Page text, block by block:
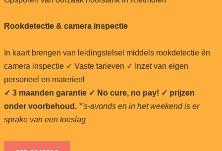
Rookdetectie & camera inspectie
In kaart brengen van leidingstelsel middels rookdetectie én
camera inspectie ✓ Vaste tarieven ✓ Inzet van eigen
personeel en materieel
✓ 3 maanden garantie ✓ No cure, no pay! ✓ prijzen
onder voorbehoud. *’s-avonds en in het weekend is er
sprake van een toeslag